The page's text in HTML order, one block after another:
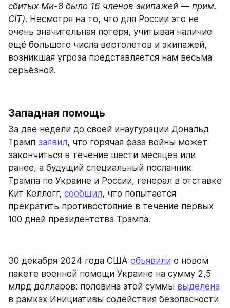
сбитых Ми-8 было 16 членов экипажей — прим.
CIT). Несмотря на то, что для России это не
очень значительная потеря, учитывая наличие
ещё большого числа вертолётов и экипажей,
возникшая угроза представляется нам весьма
серьёзной.
Западная помощь
За две недели до своей инаугурации Дональд
Трамп заявил, что горячая фаза войны может
закончиться в течение шести месяцев или
ранее, а будущий специальный посланник
Трампа по Украине и России, генерал в отставке
Кит Келлогг, сообщил, что попытается
прекратить противостояние в течение первых
100 дней президентства Трампа.
30 декабря 2024 года США объявили о новом
пакете военной помощи Украине на сумму 2,5
млрд долларов: половина этой суммы выделена
в рамках Инициативы содействия безопасности